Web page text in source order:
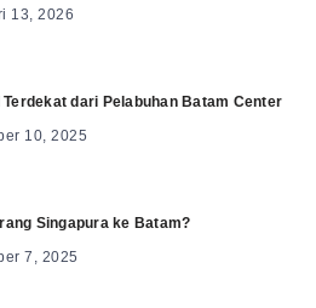
13, 2026
dari Pelabuhan Batam Center
10, 2025
Singapura ke Batam?
7, 2025